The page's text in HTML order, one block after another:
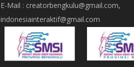
E-Mail : creatorbengkulu@gmail.com,
indonesiainteraktif@gmail.com